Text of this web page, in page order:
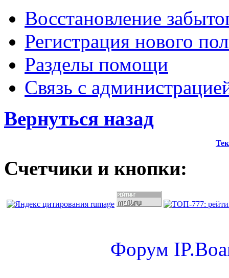
Восстановление
Регистрация нового
Разделы помощи
Связь с
Вернуться назад
Счетчики и кнопки:
Форум